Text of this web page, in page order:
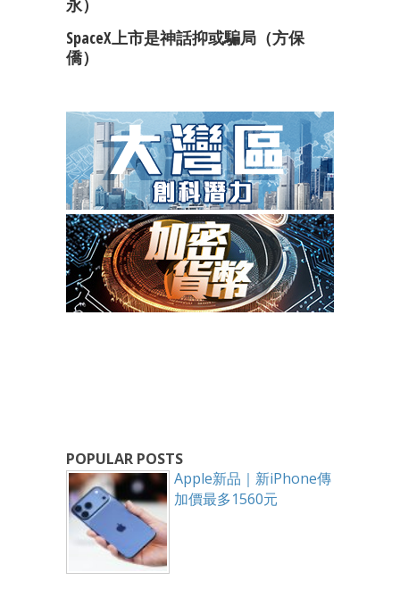
永）
SpaceX上市是神話抑或騙局（方保
僑）
POPULAR POSTS
Apple新品｜新iPhone傳
加價最多1560元